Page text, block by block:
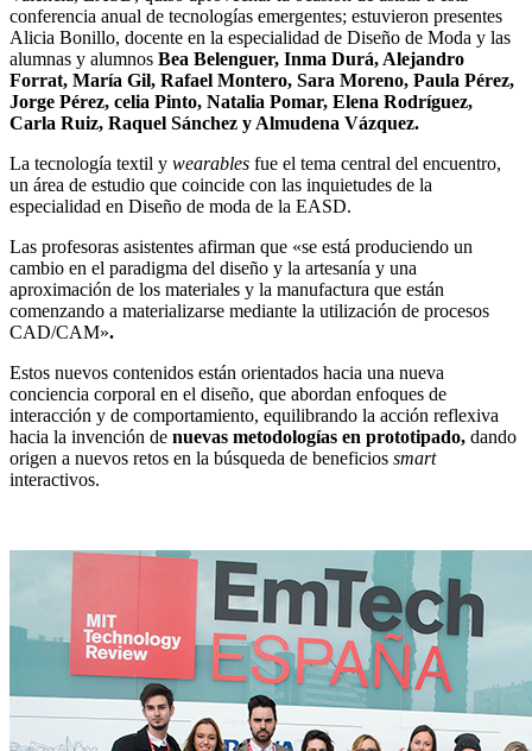
conferencia anual de tecnologías emergentes; estuvieron presentes
Alicia Bonillo, docente en la especialidad de Diseño de Moda y las
alumnas y alumnos Bea Belenguer, Inma Durá, Alejandro
Forrat, María Gil, Rafael Montero, Sara Moreno, Paula Pérez,
Jorge Pérez, celia Pinto, Natalia Pomar, Elena Rodríguez,
Carla Ruiz, Raquel Sánchez y Almudena Vázquez.
La tecnología textil y wearables fue el tema central del encuentro,
un área de estudio que coincide con las inquietudes de la
especialidad en Diseño de moda de la EASD.
Las profesoras asistentes afirman que «se está produciendo un
cambio en el paradigma del diseño y la artesanía y una
aproximación de los materiales y la manufactura que están
comenzando a materializarse mediante la utilización de procesos
CAD/CAM».
Estos nuevos contenidos están orientados hacia una nueva
conciencia corporal en el diseño, que abordan enfoques de
interacción y de comportamiento, equilibrando la acción reflexiva
hacia la invención de nuevas metodologías en prototipado, dando
origen a nuevos retos en la búsqueda de beneficios smart
interactivos.